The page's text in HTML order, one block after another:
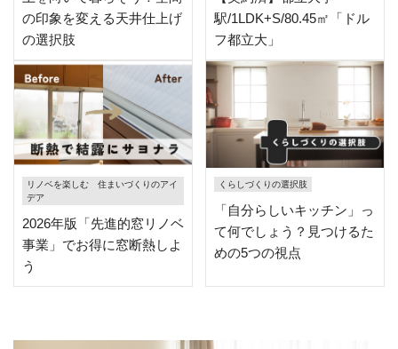
の印象を変える天井仕上げ
の選択肢
駅/1LDK+S/80.45㎡「ドル
フ都立大」
リノベを楽しむ 住まいづくりのアイ
デア
2026年版「先進的窓リノベ
事業」でお得に窓断熱しよ
う
くらしづくりの選択肢
「自分らしいキッチン」っ
て何でしょう？見つけるた
めの5つの視点